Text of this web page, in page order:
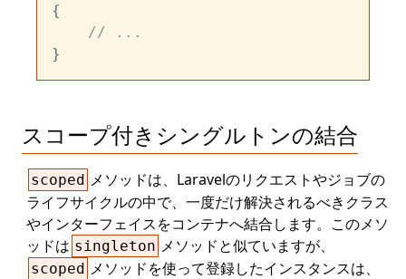
{
// ...
スコープ付きシングルトンの結合
scoped メソッドは、Laravelのリクエストやジョブの
ライフサイクルの中で、一度だけ解決されるべきクラス
やインターフェイスをコンテナへ結合します。このメソ
ッドは singleton メソッドと似ていますが、
scoped メソッドを使って登録したインスタンスは、